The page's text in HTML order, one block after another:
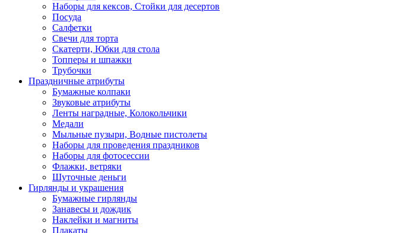
Наборы для кексов, Стойки для десертов
Посуда
Салфетки
Свечи для торта
Скатерти, Юбки для стола
Топперы и шпажки
Трубочки
Праздничные атрибуты
Бумажные колпаки
Звуковые атрибуты
Ленты наградные, Колокольчики
Медали
Мыльные пузыри, Водные пистолеты
Наборы для проведения праздников
Наборы для фотосессии
Флажки, ветряки
Шуточные деньги
Гирлянды и украшения
Бумажные гирлянды
Занавесы и дождик
Наклейки и магниты
Плакаты